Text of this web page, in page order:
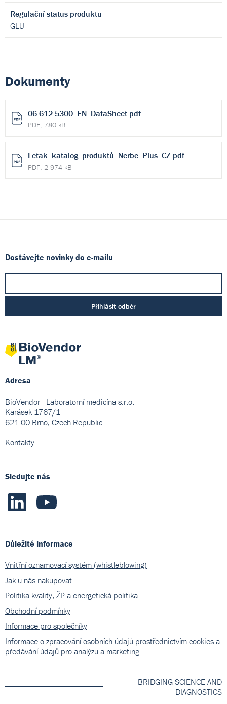
Regulační status produktu
GLU
Dokumenty
06-612-5300_EN_DataSheet.pdf
PDF, 780 kB
Letak_katalog_produktů_Nerbe_Plus_CZ.pdf
PDF, 2 974 kB
Dostávejte novinky do e-mailu
Přihlásit odběr
Adresa
BioVendor - Laboratorní medicína s.r.o.
Karásek 1767/1
621 00 Brno, Czech Republic
Kontakty
Sledujte nás
Důležité informace
Vnitřní oznamovací systém (whistleblowing)
Jak u nás nakupovat
Politika kvality, ŽP a energetická politika
Obchodní podmínky
Informace pro společníky
Informace o zpracování osobních údajů prostřednictvím cookies a
předávání údajů pro analýzu a marketing
BRIDGING SCIENCE AND
DIAGNOSTICS